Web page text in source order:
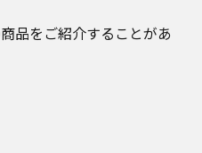
品をご紹介することがあ